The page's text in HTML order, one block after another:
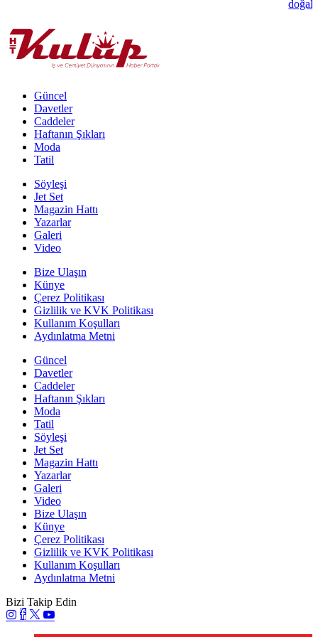
doğal
Güncel
Davetler
Caddeler
Haftanın Şıkları
Moda
Tatil
Söyleşi
Jet Set
Magazin Hattı
Yazarlar
Galeri
Video
Bize Ulaşın
Künye
Çerez Politikası
Gizlilik ve KVK Politikası
Kullanım Koşulları
Aydınlatma Metni
Güncel
Davetler
Caddeler
Haftanın Şıkları
Moda
Tatil
Söyleşi
Jet Set
Magazin Hattı
Yazarlar
Galeri
Video
Bize Ulaşın
Künye
Çerez Politikası
Gizlilik ve KVK Politikası
Kullanım Koşulları
Aydınlatma Metni
Bizi Takip Edin